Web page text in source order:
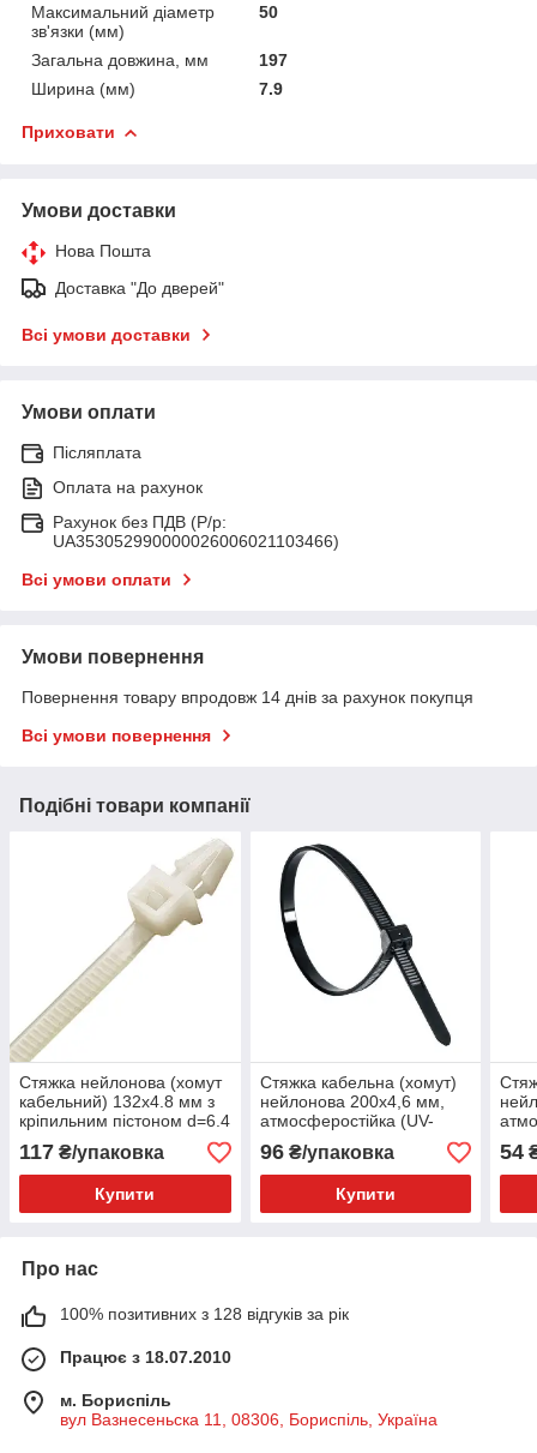
Максимальний діаметр
зв'язки (мм)
50
Загальна довжина, мм
197
Ширина (мм)
7.9
Приховати
Умови доставки
Нова Пошта
Доставка "До дверей"
Всі умови доставки
Умови оплати
Післяплата
Оплата на рахунок
Рахунок без ПДВ (Р/р:
UA353052990000026006021103466)
Всі умови оплати
Умови повернення
Повернення товару впродовж 14 днів за рахунок покупця
Всі умови повернення
Подібні товари компанії
Стяжка нейлонова (хомут
кабельний) 132х4.8 мм з
кріпильним пістоном d=6.4
мм (PSV-130) KSS
117 ₴/упаковка
Купити
Стяжка кабельна (хомут)
нейлонова 200х4,6 мм,
атмосферостійка (UV-
стійка) (CV-200W)
96₴/упаковка
Купити
54
Про нас
100% позитивних з 128 відгуків за рік
Працює з 18.07.2010
м. Бориспіль
вул Вазнесеньска 11, 08306, Бориспіль, Україна